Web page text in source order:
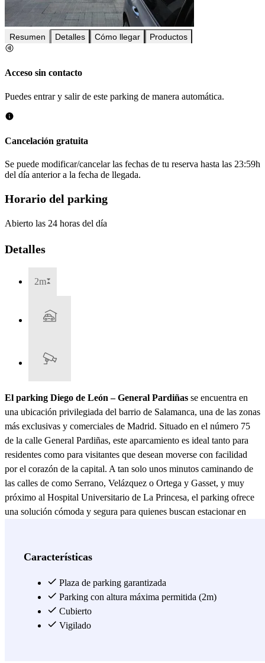
Resumen Detalles Cómo llegar Productos
Acceso sin contacto
Puedes entrar y salir de este parking de manera automática.
Cancelación gratuita
Se puede modificar/cancelar las fechas de tu reserva hasta las 23:59h
del día anterior a la fecha de llegada.
Horario del parking
Abierto las 24 horas del día
Detalles
2m
El parking Diego de León – General Pardiñas se encuentra en
una ubicación privilegiada del barrio de Salamanca, una de las zonas
más exclusivas y comerciales de Madrid. Situado en el número 75
de la calle General Pardiñas, este aparcamiento es ideal tanto para
residentes como para visitantes que desean moverse con facilidad
por el corazón de la capital. A tan solo unos minutos caminando de
las calles de como Serrano, Velázquez o Ortega y Gasset, y muy
próximo al Hospital Universitario de La Princesa, el parking ofrece
una solución cómoda y segura para quienes buscan estacionar en
Diego de León (líneas 4, 5 y 6), lo que permite un rápido
cuenta con plazas amplias, bien iluminadas y adaptadas para
personas con movilidad reducida. Ofrece un acceso sencillo
mediante lectura de matrícula y está vigilado las 24 horas del día, lo
que garantiza la seguridad de los vehículos. El parking tiene un parte
Características
Plaza de parking garantizada
Parking con altura máxima permitida (2m)
Cubierto
Vigilado